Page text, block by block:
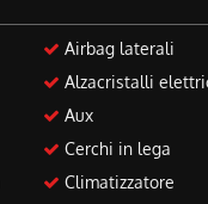
Airbag laterali
Alzacristalli
Aux
Cerchi in lega
Climatizzatore